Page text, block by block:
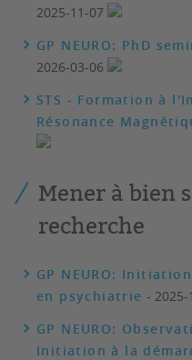
2025-11-07
GP NEURO: PhD
2026-03-06
STS - Formation à
Résonance
Mener à bien
recherche
GP NEURO:
en psychiatrie - 2025-
GP NEURO:
Initiation à la